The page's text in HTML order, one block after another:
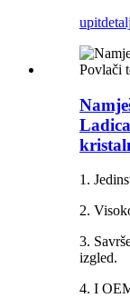
upitdetalj
1.
2.
3.
izgled.
4. I